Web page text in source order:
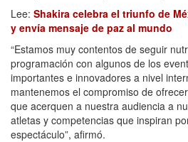
Lee: Shakira celebra el triunfo de
y envía mensaje de paz al mundo
“Estamos muy contentos de seguir
programación con algunos de los
importantes e innovadores a nivel
mantenemos el compromiso de
que acerquen a nuestra audiencia a
atletas y competencias que inspiran
espectáculo”, afirmó.